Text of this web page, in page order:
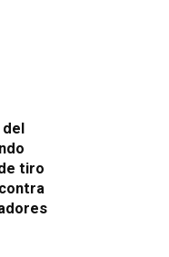
del
tiro